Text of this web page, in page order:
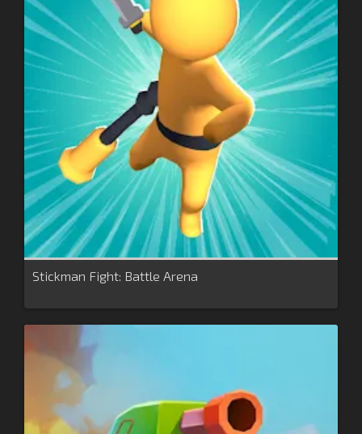
Stickman Fight: Battle Arena